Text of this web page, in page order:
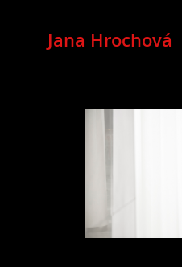
Jana Hrochová
MEZZOSOPRANO